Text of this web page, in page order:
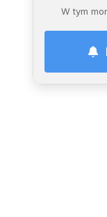
W tym